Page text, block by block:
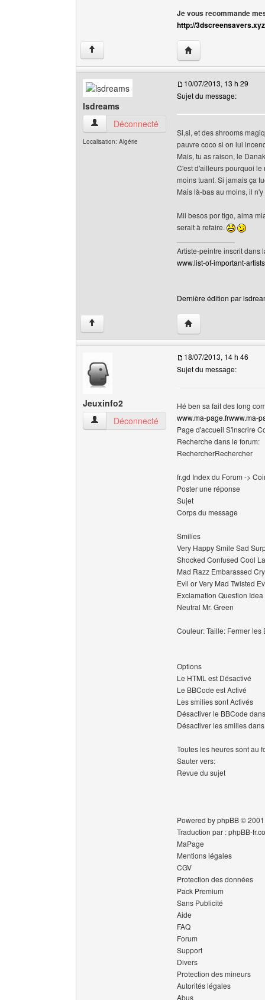
Je vous recommande
http://3dscreensavers.xyz
↑ Visiter le site web
lsdreams
lsdreams Voir le profil de l'utilisateur
Déconnecté
Localisation: Algérie
10/07/2013, 13 h 29
Sujet du message:
Si,si, et des shrooms
pauvre coco si on lui
Mais, tu as raison, le
C'est d'ailleurs pourquoi le
moins tuant. Si jamais ça
Mais là-bas au moins, il
Mil besos por tigo, alma
serait à refaire.
Artiste-peintre inscrit dans
www.list-of-important-
Dernière édition par
↑ Visiter le site web
Jeuxinfo2
Jeuxinfo2 Voir le profil de l'utilisateur
Déconnecté
18/07/2013, 14 h 46
Sujet du message:
Hé ben sa fait des long
www.ma-page.frwww.ma-
Page d'accueil S'inscrire
Recherche dans le forum:
RechercherRechercher
fr.gd Index du Forum ->
Poster une réponse
Sujet
Corps du message
Smilies
Very Happy Smile Sad
Shocked Confused Cool
Mad Razz Embarassed
Evil or Very Mad Twisted
Exclamation Question
Neutral Mr. Green
Couleur: Taille: Fermer les
Options
Le HTML est Désactivé
Le BBCode est Activé
Les smilies sont Activés
Désactiver le BBCode
Désactiver les smilies
Toutes les heures sont au
Sauter vers:
Revue du sujet
Powered by phpBB ©
Traduction par : phpBB-
MaPage
Mentions légales
CGV
Protection des données
Pack Premium
Sans Publicité
Aide
FAQ
Forum
Support
Divers
Protection des mineurs
Autorités légales
Abus